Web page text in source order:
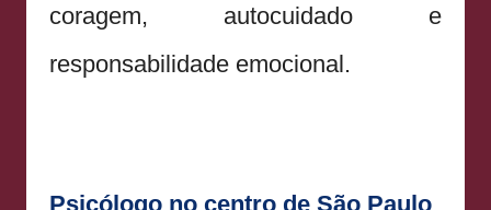
coragem, autocuidado e
responsabilidade emocional.
Psicólogo no centro de São Paulo